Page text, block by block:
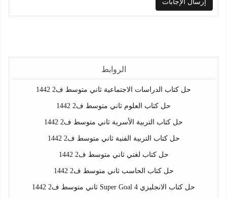
الروابط
حل كتاب الدراسات الاجتماعية ثاني متوسط ف2 1442
حل كتاب العلوم ثاني متوسط ف2 1442
حل كتاب التربية الأسرية ثاني متوسط ف2 1442
حل كتاب التربية الفنية ثاني متوسط ف2 1442
حل كتاب لغتي ثاني متوسط ف2 1442
حل كتاب الحاسب ثاني متوسط ف2 1442
حل كتاب الانجليزي Super Goal 4 ثاني متوسط ف2 1442